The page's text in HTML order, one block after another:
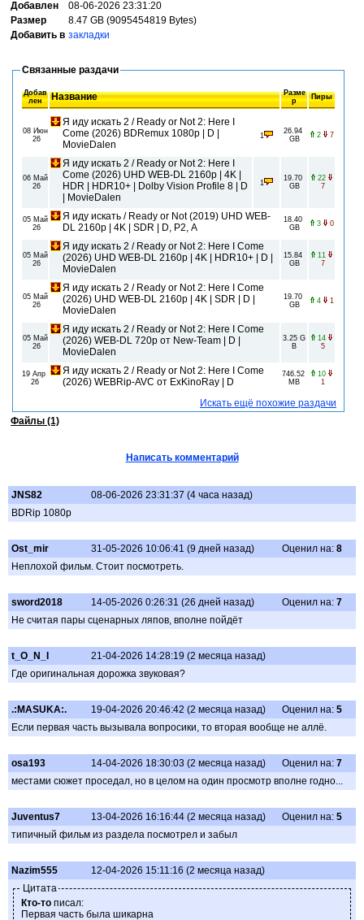
Добавлен
08-06-2026 23:31:20
Размер
8.47 GB (9095454819 Bytes)
Добавить в закладки
Связанные раздачи
Добав
лен
Название
Разме
р
Пиры
08 Июн
26
Я иду искать 2 / Ready or Not 2: Here I
Come (2026) BDRemux 1080p | D |
MovieDalen
1
26.94
GB
2 7
06 Май
26
Я иду искать 2 / Ready or Not 2: Here I
Come (2026) UHD WEB-DL 2160p | 4K |
HDR | HDR10+ | Dolby Vision Profile 8 | D
| MovieDalen
1
19.70
GB
22
7
05 Май
26
Я иду искать / Ready or Not (2019) UHD WEB-
DL 2160p | 4K | SDR | D, P2, A
18.40
GB
3 0
05 Май
26
Я иду искать 2 / Ready or Not 2: Here I Come
(2026) UHD WEB-DL 2160p | 4K | HDR10+ | D |
MovieDalen
15.84
GB
11
7
05 Май
26
Я иду искать 2 / Ready or Not 2: Here I Come
(2026) UHD WEB-DL 2160p | 4K | SDR | D |
MovieDalen
19.70
GB
4 1
05 Май
26
Я иду искать 2 / Ready or Not 2: Here I Come
(2026) WEB-DL 720p от New-Team | D |
MovieDalen
3.25 G
B
14
5
19 Апр
26
Я иду искать 2 / Ready or Not 2: Here I Come
(2026) WEBRip-AVC от ExKinoRay | D
746.52
MB
10
1
Искать ещё похожие раздачи
Файлы (1)
Написать комментарий
JNS82
08-06-2026 23:31:37 (4 часа назад)
BDRip 1080p
Ost_mir 31-05-2026 10:06:41 (9 дней назад) Оценил на: 8
Неплохой фильм. Стоит посмотреть.
sword2018 14-05-2026 0:26:31 (26 дней назад) Оценил на: 7
Не считая пары сценарных ляпов, вполне пойдёт
t_O_N_I
21-04-2026 14:28:19 (2 месяца назад)
Где оригинальная дорожка звуковая?
.:MASUKA:. 19-04-2026 20:46:42 (2 месяца назад) Оценил на: 5
Если первая часть вызывала вопросики, то вторая вообще не аллё.
osa193 14-04-2026 18:30:03 (2 месяца назад) Оценил на: 7
местами сюжет проседал, но в целом на один просмотр вполне годно...
Juventus7 13-04-2026 16:16:44 (2 месяца назад) Оценил на: 5
типичный фильм из раздела посмотрел и забыл
Nazim555
12-04-2026 15:11:16 (2 месяца назад)
Цитата
Кто-то писал:
Первая часть была шикарна